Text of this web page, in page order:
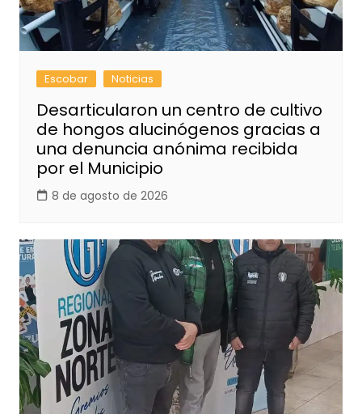
Escobar Noticias
Desarticularon un centro de cultivo
de hongos alucinógenos gracias a
una denuncia anónima recibida
por el Municipio
8 de agosto de 2026